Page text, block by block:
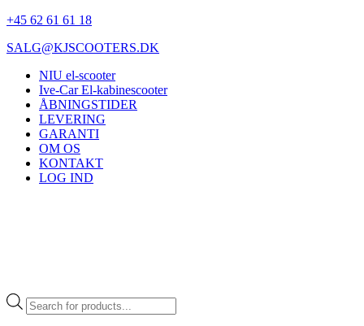
+45 62 61 61 18
SALG@KJSCOOTERS.DK
NIU el-scooter
Ive-Car El-kabinescooter
ÅBNINGSTIDER
LEVERING
GARANTI
OM OS
KONTAKT
LOG IND
Products
search